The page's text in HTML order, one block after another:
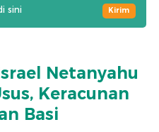
sini Kirim
Netanyahu
Keracunan
Basi